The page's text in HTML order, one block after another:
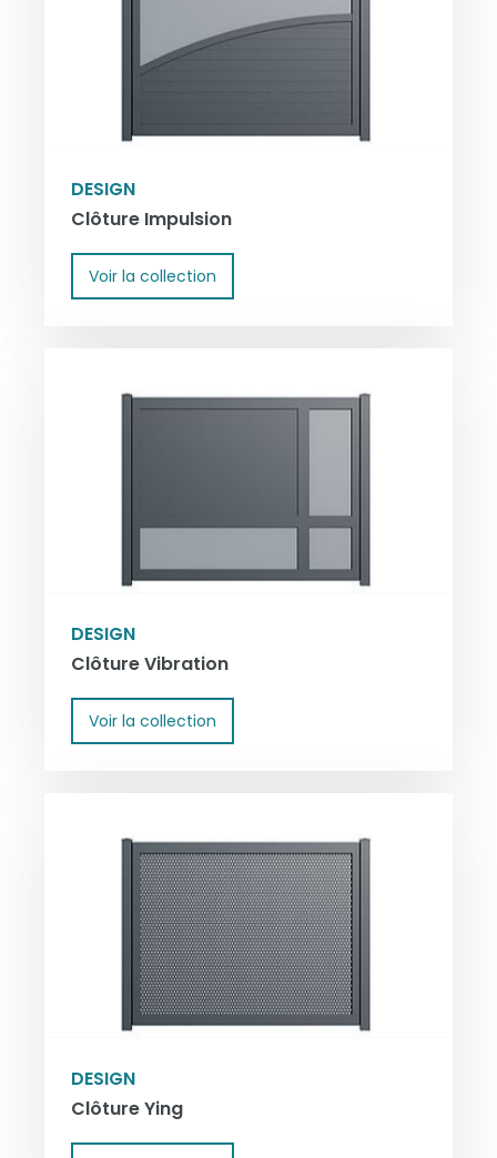
DESIGN
Clôture Impulsion
Voir la collection
DESIGN
Clôture Vibration
Voir la collection
DESIGN
Clôture Ying